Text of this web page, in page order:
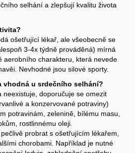
selhání a zlepšují kvalitu života
ošetřující lékař, ale všeobecně se
3-4x týdně prováděná) mírná
aerobního charakteru, která nevede
Nevhodné jsou silové sporty.
vhodná u srdečního selhání?
neexistuje, doporučuje se omezit
a konzervované potraviny)
potravinám, zelenině, bílému masu,
rostlinnému oleji.
probrat s ošetřujícím lékařem,
chorobami. Například je nutné